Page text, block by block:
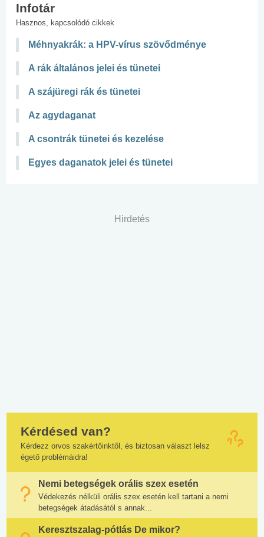
Infotár
Hasznos, kapcsolódó cikkek
Méhnyakrák: a HPV-vírus szövődménye
A rák általános jelei és tünetei
A szájüregi rák és tünetei
Az agydaganat
A csontrák tünetei és kezelése
Egyes daganatok jelei és tünetei
Hirdetés
Kérdésed van?
Kérdezz orvos szakértőinktől, és biztosan választ lelsz
égető problémáidra!
Nemi betegségek orális szex esetén
Védekezés nélküli orális szex esetén kell tartani a nemi
betegségek átadásától s annak...
Keresztszalag-pótlás De mikor?